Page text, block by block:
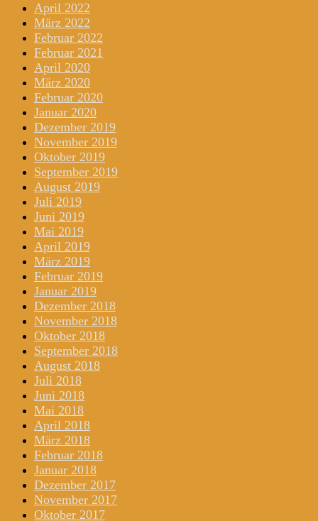
April 2022
März 2022
Februar 2022
Februar 2021
April 2020
März 2020
Februar 2020
Januar 2020
Dezember 2019
November 2019
Oktober 2019
September 2019
August 2019
Juli 2019
Juni 2019
Mai 2019
April 2019
März 2019
Februar 2019
Januar 2019
Dezember 2018
November 2018
Oktober 2018
September 2018
August 2018
Juli 2018
Juni 2018
Mai 2018
April 2018
März 2018
Februar 2018
Januar 2018
Dezember 2017
November 2017
Oktober 2017